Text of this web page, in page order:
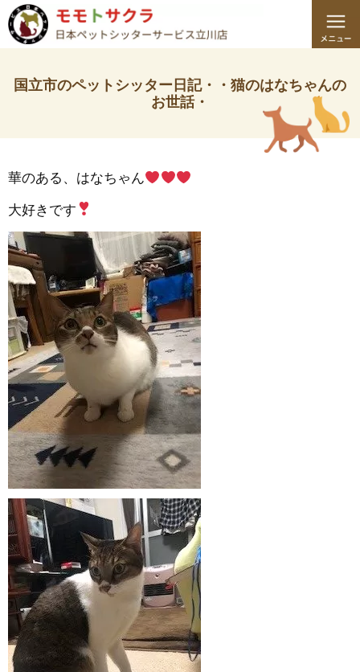
国立市のペットシッター日記・・猫のはなちゃんの
お世話・
華のある、はなちゃん
大好きです